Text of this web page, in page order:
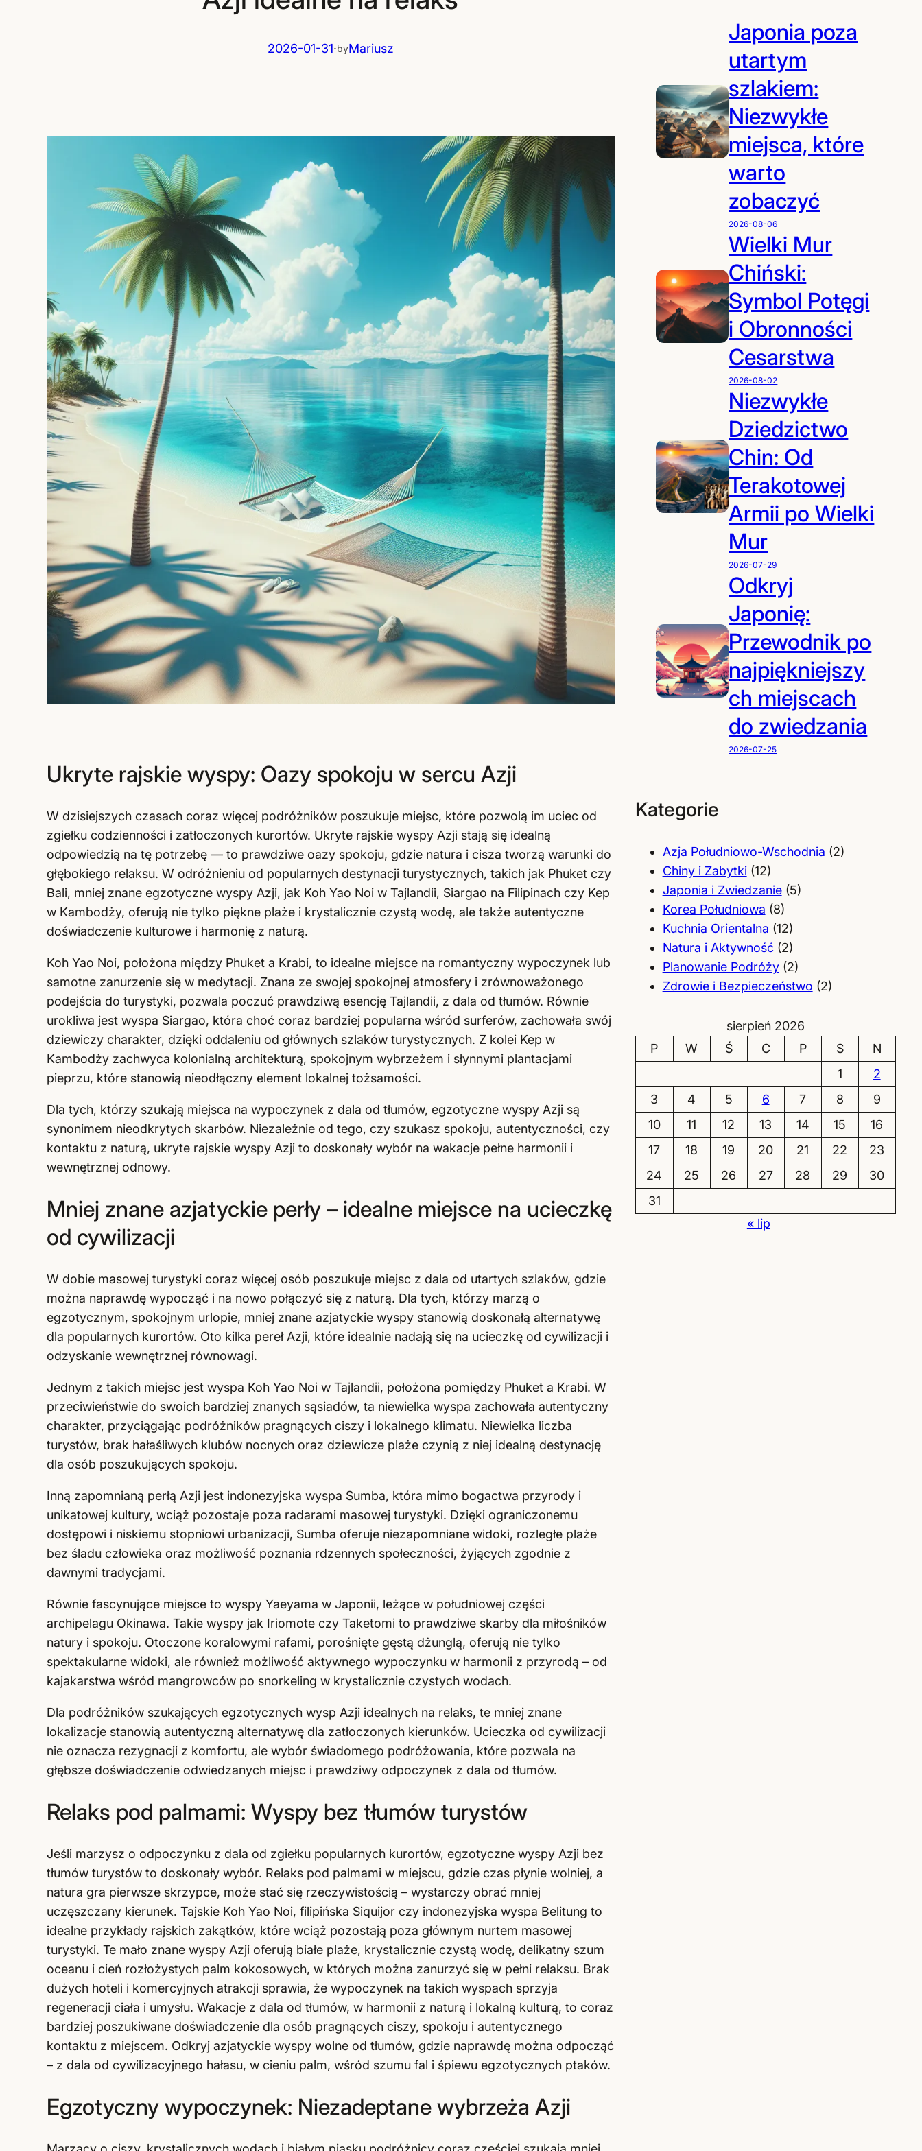
2026-01-31·byMariusz
Ukryte rajskie wyspy: Oazy spokoju w sercu Azji
W dzisiejszych czasach coraz więcej podróżników poszukuje miejsc, które pozwolą im uciec od
zgiełku codzienności i zatłoczonych kurortów. Ukryte rajskie wyspy Azji stają się idealną
odpowiedzią na tę potrzebę — to prawdziwe oazy spokoju, gdzie natura i cisza tworzą warunki do
głębokiego relaksu. W odróżnieniu od popularnych destynacji turystycznych, takich jak Phuket czy
Bali, mniej znane egzotyczne wyspy Azji, jak Koh Yao Noi w Tajlandii, Siargao na Filipinach czy Kep
w Kambodży, oferują nie tylko piękne plaże i krystalicznie czystą wodę, ale także autentyczne
doświadczenie kulturowe i harmonię z naturą.
Koh Yao Noi, położona między Phuket a Krabi, to idealne miejsce na romantyczny wypoczynek lub
samotne zanurzenie się w medytacji. Znana ze swojej spokojnej atmosfery i zrównoważonego
podejścia do turystyki, pozwala poczuć prawdziwą esencję Tajlandii, z dala od tłumów. Równie
urokliwa jest wyspa Siargao, która choć coraz bardziej popularna wśród surferów, zachowała swój
dziewiczy charakter, dzięki oddaleniu od głównych szlaków turystycznych. Z kolei Kep w
Kambodży zachwyca kolonialną architekturą, spokojnym wybrzeżem i słynnymi plantacjami
pieprzu, które stanowią nieodłączny element lokalnej tożsamości.
Dla tych, którzy szukają miejsca na wypoczynek z dala od tłumów, egzotyczne wyspy Azji są
synonimem nieodkrytych skarbów. Niezależnie od tego, czy szukasz spokoju, autentyczności, czy
kontaktu z naturą, ukryte rajskie wyspy Azji to doskonały wybór na wakacje pełne harmonii i
wewnętrznej odnowy.
Mniej znane azjatyckie perły – idealne miejsce na ucieczkę
od cywilizacji
W dobie masowej turystyki coraz więcej osób poszukuje miejsc z dala od utartych szlaków, gdzie
można naprawdę wypocząć i na nowo połączyć się z naturą. Dla tych, którzy marzą o
egzotycznym, spokojnym urlopie, mniej znane azjatyckie wyspy stanowią doskonałą alternatywę
dla popularnych kurortów. Oto kilka pereł Azji, które idealnie nadają się na ucieczkę od cywilizacji i
odzyskanie wewnętrznej równowagi.
Jednym z takich miejsc jest wyspa Koh Yao Noi w Tajlandii, położona pomiędzy Phuket a Krabi. W
przeciwieństwie do swoich bardziej znanych sąsiadów, ta niewielka wyspa zachowała autentyczny
charakter, przyciągając podróżników pragnących ciszy i lokalnego klimatu. Niewielka liczba
turystów, brak hałaśliwych klubów nocnych oraz dziewicze plaże czynią z niej idealną destynację
dla osób poszukujących spokoju.
Inną zapomnianą perłą Azji jest indonezyjska wyspa Sumba, która mimo bogactwa przyrody i
unikatowej kultury, wciąż pozostaje poza radarami masowej turystyki. Dzięki ograniczonemu
dostępowi i niskiemu stopniowi urbanizacji, Sumba oferuje niezapomniane widoki, rozległe plaże
bez śladu człowieka oraz możliwość poznania rdzennych społeczności, żyjących zgodnie z
dawnymi tradycjami.
Równie fascynujące miejsce to wyspy Yaeyama w Japonii, leżące w południowej części
archipelagu Okinawa. Takie wyspy jak Iriomote czy Taketomi to prawdziwe skarby dla miłośników
natury i spokoju. Otoczone koralowymi rafami, porośnięte gęstą dżunglą, oferują nie tylko
spektakularne widoki, ale również możliwość aktywnego wypoczynku w harmonii z przyrodą – od
kajakarstwa wśród mangrowców po snorkeling w krystalicznie czystych wodach.
Dla podróżników szukających egzotycznych wysp Azji idealnych na relaks, te mniej znane
lokalizacje stanowią autentyczną alternatywę dla zatłoczonych kierunków. Ucieczka od cywilizacji
nie oznacza rezygnacji z komfortu, ale wybór świadomego podróżowania, które pozwala na
głębsze doświadczenie odwiedzanych miejsc i prawdziwy odpoczynek z dala od tłumów.
Relaks pod palmami: Wyspy bez tłumów turystów
Jeśli marzysz o odpoczynku z dala od zgiełku popularnych kurortów, egzotyczne wyspy Azji bez
tłumów turystów to doskonały wybór. Relaks pod palmami w miejscu, gdzie czas płynie wolniej, a
natura gra pierwsze skrzypce, może stać się rzeczywistością – wystarczy obrać mniej
uczęszczany kierunek. Tajskie Koh Yao Noi, filipińska Siquijor czy indonezyjska wyspa Belitung to
idealne przykłady rajskich zakątków, które wciąż pozostają poza głównym nurtem masowej
turystyki. Te mało znane wyspy Azji oferują białe plaże, krystalicznie czystą wodę, delikatny szum
oceanu i cień rozłożystych palm kokosowych, w których można zanurzyć się w pełni relaksu. Brak
dużych hoteli i komercyjnych atrakcji sprawia, że wypoczynek na takich wyspach sprzyja
regeneracji ciała i umysłu. Wakacje z dala od tłumów, w harmonii z naturą i lokalną kulturą, to coraz
bardziej poszukiwane doświadczenie dla osób pragnących ciszy, spokoju i autentycznego
kontaktu z miejscem. Odkryj azjatyckie wyspy wolne od tłumów, gdzie naprawdę można odpocząć
– z dala od cywilizacyjnego hałasu, w cieniu palm, wśród szumu fal i śpiewu egzotycznych ptaków.
Egzotyczny wypoczynek: Niezadeptane wybrzeża Azji
Japonia poza
utartym
szlakiem:
Niezwykłe
miejsca, które
warto
zobaczyć
2026-08-06
Wielki Mur
Chiński:
Symbol Potęgi
i Obronności
Cesarstwa
2026-08-02
Niezwykłe
Dziedzictwo
Chin: Od
Terakotowej
Armii po Wielki
Mur
2026-07-29
Odkryj
Japonię:
Przewodnik po
najpiękniejszy
ch miejscach
do zwiedzania
2026-07-25
Kategorie
Azja Południowo-Wschodnia (2)
Chiny i Zabytki(12)
Japonia i Zwiedzanie(5)
Korea Południowa (8)
Kuchnia Orientalna (12)
Natura i Aktywność(2)
Planowanie Podróży(2)
Zdrowie i Bezpieczeństwo (2)
sierpień 2026
P
W Ś C P S
N
1
2
3
4 5 6 7 8
9
10
11 12 13 14 15
16
17
18 19 20 21 22
23
24
25 26 27 28 29
30
31
« lip